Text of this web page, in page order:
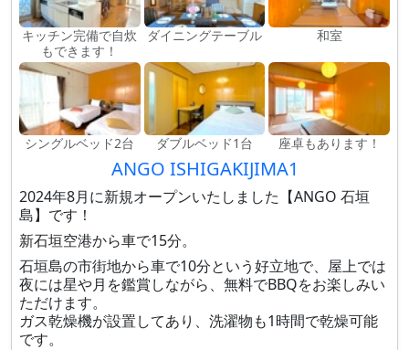
キッチン完備で自炊
もできます！
ダイニングテーブル 和室
シングルベッド2台 ダブルベッド1台 座卓もあります！
ANGO ISHIGAKIJIMA1
2024年8月に新規オープンいたしました【ANGO 石垣
島】です！
新石垣空港から車で15分。
石垣島の市街地から車で10分という好立地で、屋上では
夜には星や月を鑑賞しながら、無料でBBQをお楽しみい
ただけます。
ガス乾燥機が設置してあり、洗濯物も1時間で乾燥可能
です。